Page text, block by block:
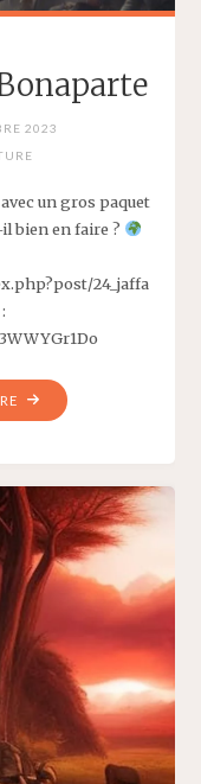
2023
un gros paquet
bien en faire ?
24_jaffa
"LES
PRISONNIERS